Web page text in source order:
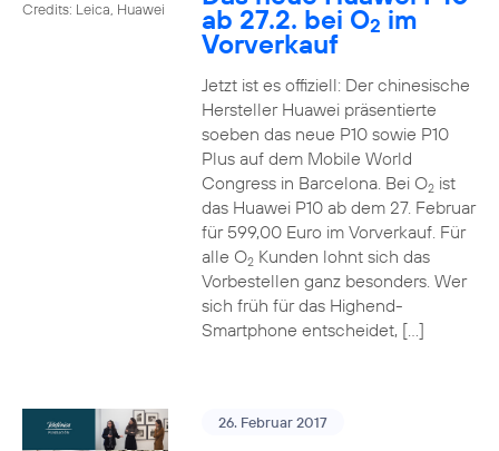
Credits: Leica, Huawei ab 27.2. bei O2 im
Vorverkauf
Jetzt ist es offiziell: Der chinesische
Hersteller Huawei präsentierte
soeben das neue P10 sowie P10
Plus auf dem Mobile World
Congress in Barcelona. Bei O2ist
das Huawei P10 ab dem 27. Februar
für 599,00 Euro im Vorverkauf. Für
alle O2Kunden lohnt sich das
Vorbestellen ganz besonders. Wer
sich früh für das Highend-
Smartphone entscheidet, […]
26. Februar 2017